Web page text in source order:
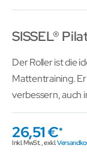
SISSEL®
Der Roller ist die
Mattentraining.
verbessern, auch
26,51 €
Inkl. MwSt.,exkl.